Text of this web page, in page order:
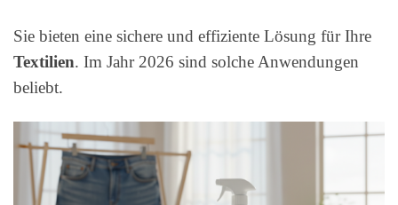
Sie bieten eine sichere und effiziente Lösung für Ihre
Textilien. Im Jahr 2026 sind solche Anwendungen
beliebt.